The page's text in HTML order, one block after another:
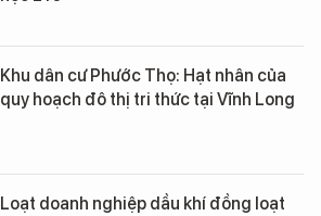
Khu dân cư Phước Thọ: Hạt nhân của
quy hoạch đô thị tri thức tại Vĩnh Long
Loạt doanh nghiệp dầu khí đồng loạt